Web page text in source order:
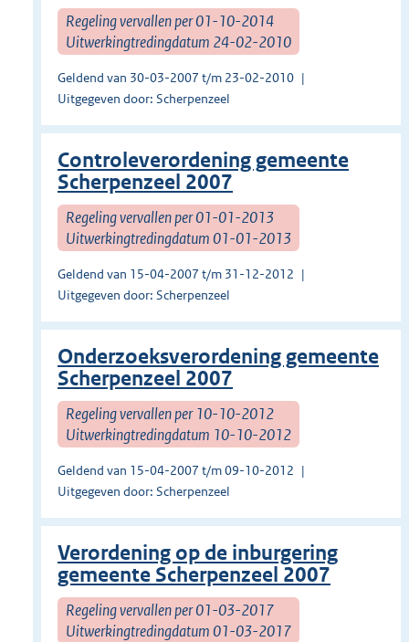
Regeling vervallen per 01-10-2014
Uitwerkingtredingdatum 24-02-2010
Geldend van 30-03-2007 t/m 23-02-2010
Uitgegeven door: Scherpenzeel
Controleverordening gemeente
Scherpenzeel 2007
Regeling vervallen per 01-01-2013
Uitwerkingtredingdatum 01-01-2013
Geldend van 15-04-2007 t/m 31-12-2012
Uitgegeven door: Scherpenzeel
Onderzoeksverordening gemeente
Scherpenzeel 2007
Regeling vervallen per 10-10-2012
Uitwerkingtredingdatum 10-10-2012
Geldend van 15-04-2007 t/m 09-10-2012
Uitgegeven door: Scherpenzeel
Verordening op de inburgering
gemeente Scherpenzeel 2007
Regeling vervallen per 01-03-2017
Uitwerkingtredingdatum 01-03-2017